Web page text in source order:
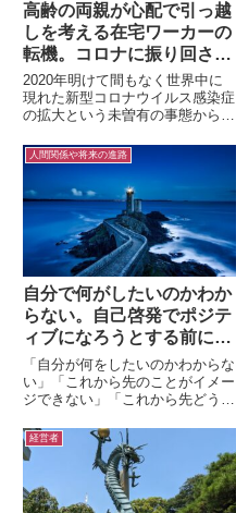
高齢の両親が心配で引っ越
しを考える在宅ワーカーの
転機。コロナに振り回され
ないための占星術的視点
2020年明けて間もなく世界中に
現れた新型コロナウイルス感染症
の拡大という未曽有の事態から収
けている人がいるかもしれませ
ん。コロナ禍以来、占いのお客様
にも、コロナの影響で職場のオン
ライン化が進み在宅ワークが当
た...
人間関係や将来の進路
自分で何がしたいのかわか
らない。自己啓発でポジテ
ィブになろうとする前に知
ってほしいタロットからの
智恵
「自分が何をしたいのかわからな
い」「これから先のことがイメー
ジできない」「これから先どうす
セッションで想いを吐露くださる
方は多いです。どうしたらいいの
か分からない……でも……ここか
ら抜け出したい。そのような方に
向けて書きました。
経営者